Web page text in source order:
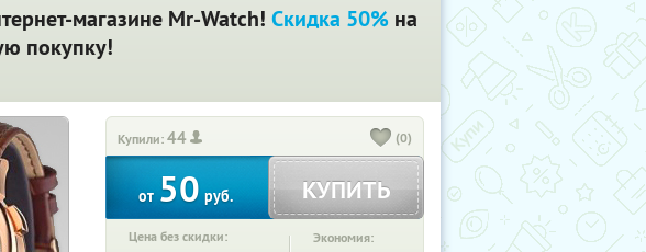
магазине Mr-Watch! Скидка 50% на
покупку!
Купили:44 (0)
от 50руб. КУПИТЬ
Цена без скидки: Экономия: